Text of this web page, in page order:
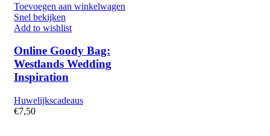
Toevoegen aan winkelwagen
Snel bekijken
Add to wishlist
Online Goody Bag:
Westlands Wedding
Inspiration
Huwelijkscadeaus
€7,50